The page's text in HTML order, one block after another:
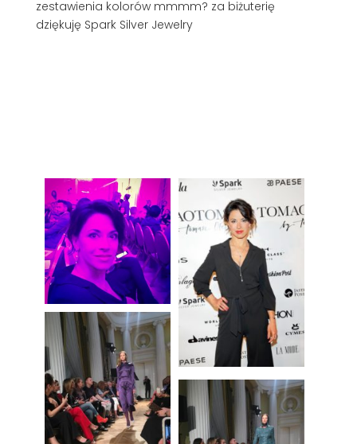
zestawienia kolorów mmmm? za biżuterię
dziękuję Spark Silver Jewelry